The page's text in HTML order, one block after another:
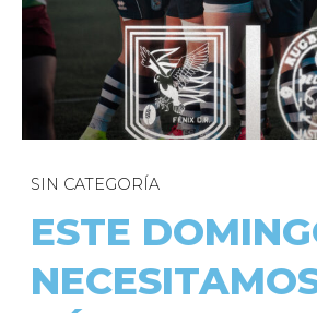
SIN CATEGORÍA
ESTE